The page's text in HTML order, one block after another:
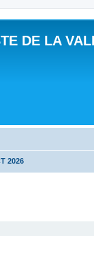
DE LA
2026